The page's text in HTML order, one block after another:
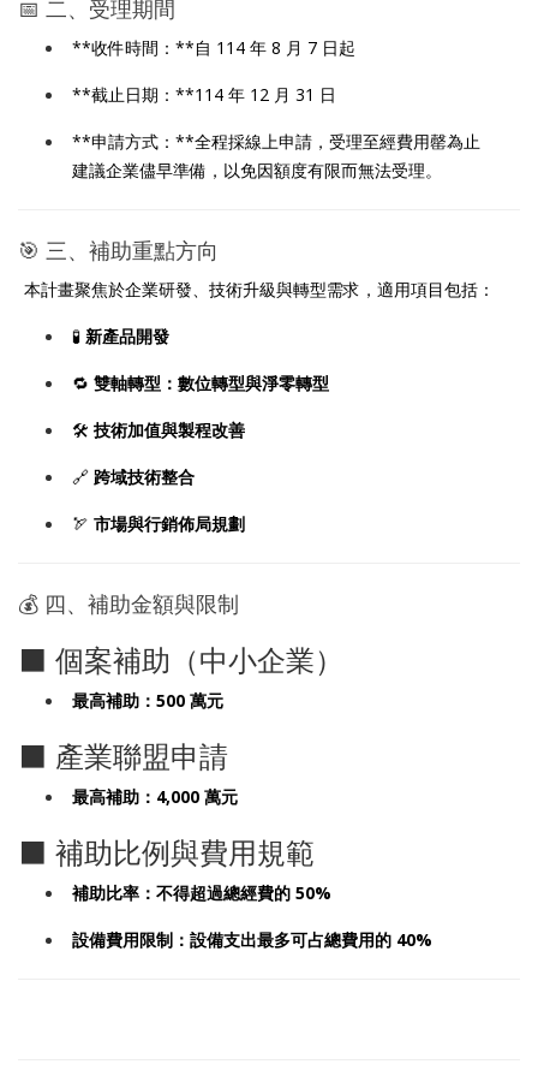
📅 二、受理期間
**收件時間：**自 114 年 8 月 7 日起
**截止日期：**114 年 12 月 31 日
**申請方式：**全程採線上申請，受理至經費用罄為止
建議企業儘早準備，以免因額度有限而無法受理。
🎯 三、補助重點方向
本計畫聚焦於企業研發、技術升級與轉型需求，適用項目包括：
🧪 新產品開發
🔁 雙軸轉型：數位轉型與淨零轉型
🛠 技術加值與製程改善
🔗 跨域技術整合
🏹 市場與行銷佈局規劃
💰 四、補助金額與限制
⬛ 個案補助（中小企業）
最高補助：500 萬元
⬛ 產業聯盟申請
最高補助：4,000 萬元
⬛ 補助比例與費用規範
補助比率：不得超過總經費的 50%
設備費用限制：設備支出最多可占總費用的 40%